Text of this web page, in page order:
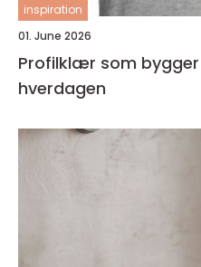
inspiration
01. June 2026
Profilklær som
hverdagen